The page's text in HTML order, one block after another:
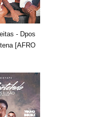
- Dpos
[AFRO